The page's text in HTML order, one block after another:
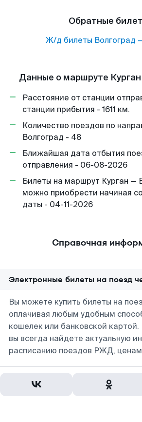
Обратные
Ж/д билеты Волгоград
Данные о маршруте
Расстояние от станции
станции прибытия - 1611 км.
Количество поездов по
Волгоград - 48
Ближайшая дата отбытия
отправления - 06-08-2026
Билеты на маршрут Курган —
можно приобрести начиная
даты - 04-11-2026
Справочная
Электронные билеты на поезд
Вы можете купить билеты на
оплачивая любым удобным
кошелек или банковской
вы всегда найдете актуальную
расписанию поездов РЖД,